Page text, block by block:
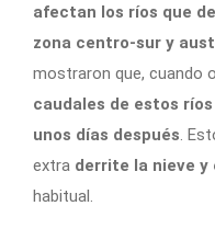
afectan los ríos que
zona centro-sur y
mostraron que, cuando
caudales de estos
unos días después.
extra derrite la nieve y
habitual.